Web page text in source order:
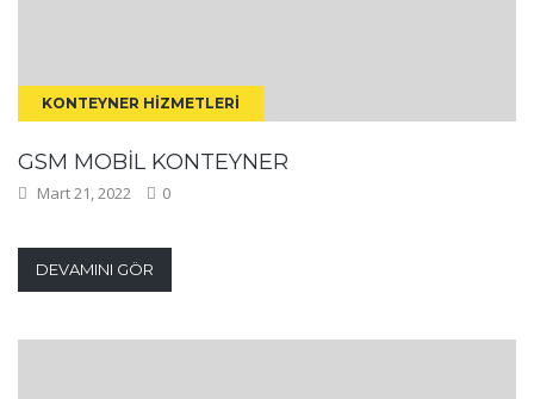
KONTEYNER HIZMETLERI
GSM MOBIL KONTEYNER
Mart 21, 2022 0
DEVAMINI GÖR